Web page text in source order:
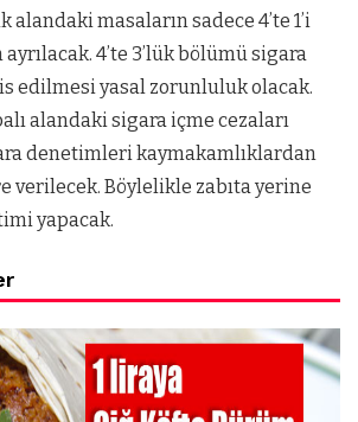
alandaki masaların sadece 4’te 1’i
4’te 3’lük bölümü sigara
edilmesi yasal zorunluluk olacak.
alandaki sigara içme cezaları
denetimleri kaymakamlıklardan
verilecek. Böylelikle zabıta yerine
yapacak.